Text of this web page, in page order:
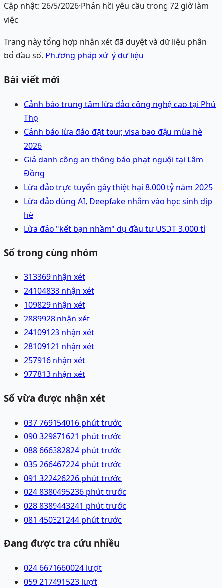
Cập nhật: 26/5/2026·Phản hồi yêu cầu trong 72 giờ làm
việc
Trang này tổng hợp nhận xét đã duyệt và dữ liệu phân
bổ đầu số. Phương pháp xử lý dữ liệu
Bài viết mới
Cảnh báo trung tâm lừa đảo công nghệ cao tại Phú
Thọ
Cảnh báo lừa đảo đặt tour, visa bao đậu mùa hè
2026
Giả danh công an thông báo phạt nguội tại Lâm
Đồng
Lừa đảo trực tuyến gây thiệt hại 8.000 tỷ năm 2025
Lừa đảo dùng AI, Deepfake nhắm vào học sinh dịp
hè
Lừa đảo "kết bạn nhầm" dụ đầu tư USDT 3.000 tỉ
Số trong cùng nhóm
313369 nhận xét
24104838 nhận xét
109829 nhận xét
2889928 nhận xét
24109123 nhận xét
28109121 nhận xét
257916 nhận xét
977813 nhận xét
Số vừa được nhận xét
037 769154016 phút trước
090 329871621 phút trước
088 666382824 phút trước
035 266467224 phút trước
091 322426226 phút trước
024 8380495236 phút trước
028 8389443241 phút trước
081 450321244 phút trước
Đang được tra cứu nhiều
024 6671660024 lượt
059 217491523 lượt